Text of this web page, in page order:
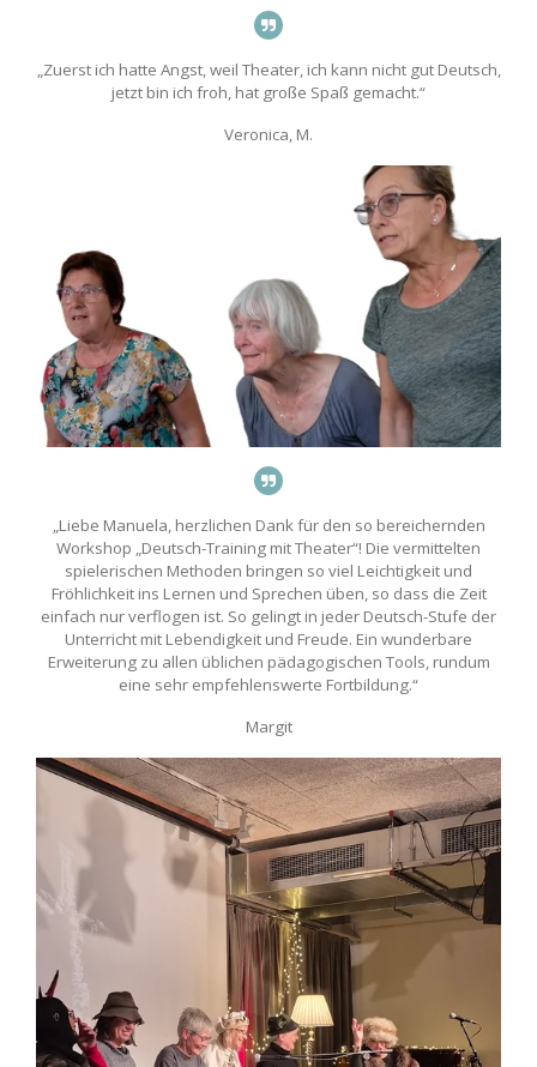
„Zuerst ich hatte Angst, weil Theater, ich kann nicht gut Deutsch,
jetzt bin ich froh, hat große Spaß gemacht.“
Veronica, M.
„Liebe Manuela, herzlichen Dank für den so bereichernden
Workshop „Deutsch-Training mit Theater“! Die vermittelten
spielerischen Methoden bringen so viel Leichtigkeit und
Fröhlichkeit ins Lernen und Sprechen üben, so dass die Zeit
einfach nur verflogen ist. So gelingt in jeder Deutsch-Stufe der
Unterricht mit Lebendigkeit und Freude. Ein wunderbare
Erweiterung zu allen üblichen pädagogischen Tools, rundum
eine sehr empfehlenswerte Fortbildung.“
Margit